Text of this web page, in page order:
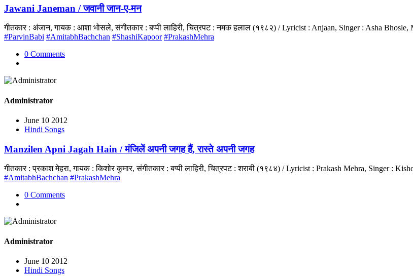
Jawani Janeman / जवानी जान-ए-मन
गीतकार : अंजान, गायक : आशा भोसले, संगीतकार : बप्पी लाहिरी, चित्रपट : नमक हलाल (१९८२) / Lyricist : Anjaan, Singer : Asha
#ParvinBabi #AmitabhBachchan #ShashiKapoor #PrakashMehra
0 Comments
Administrator
June 10 2012
Hindi Songs
Manzilen Apni Jagah Hain / मंजिलें अपनी जगह हैं, रास्ते अपनी जगह
गीतकार : प्रकाश मेहरा, गायक : किशोर कुमार, संगीतकार : बप्पी लाहिरी, चित्रपट : शराबी (१९८४) / Lyricist : Prakash Mehra, Singer :
#AmitabhBachchan #PrakashMehra
0 Comments
Administrator
June 10 2012
Hindi Songs